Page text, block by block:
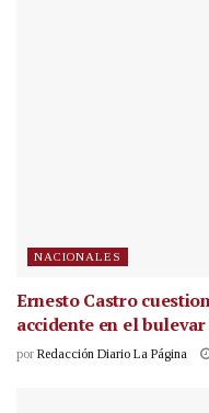
NACIONALES
Ernesto Castro
accidente en el
por Redacción Diario La Página